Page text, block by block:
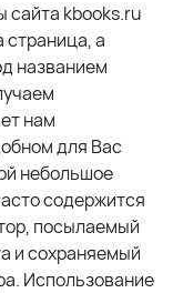
сайта kbooks.ru
а
названием
нам
для Вас
небольшое
содержится
посылаемый
и сохраняемый
Использование